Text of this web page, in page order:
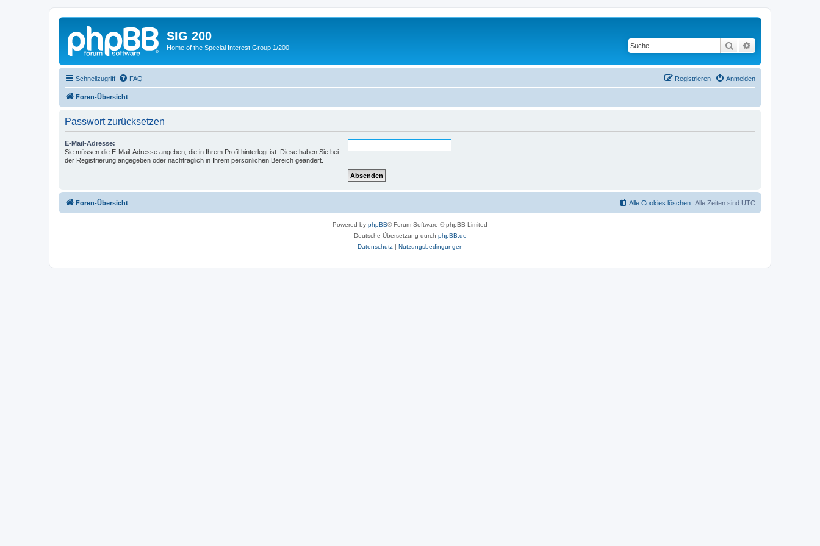
SIG 200
Home of the Special Interest Group 1/200 Suche
Schnellzugriff FAQ Anmelden
Registrieren
Foren-Übersicht
Passwort zurücksetzen
E-Mail-Adresse:
Sie müssen die E-Mail-Adresse angeben, die in Ihrem Profil hinterlegt ist. Diese haben Sie bei
der Registrierung angegeben oder nachträglich in Ihrem persönlichen Bereich geändert.
Foren-Übersicht Alle Zeiten sind UTC
Alle Cookies löschen
Powered by phpBB® Forum Software © phpBB Limited
Deutsche Übersetzung durch phpBB.de
Datenschutz| Nutzungsbedingungen